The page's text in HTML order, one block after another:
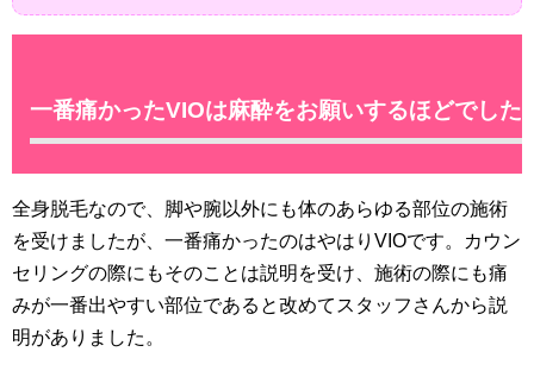
一番痛かったVIOは麻酔をお願いするほどでした
全身脱毛なので、脚や腕以外にも体のあらゆる部位の施術
を受けましたが、一番痛かったのはやはりVIOです。カウン
セリングの際にもそのことは説明を受け、施術の際にも痛
みが一番出やすい部位であると改めてスタッフさんから説
明がありました。